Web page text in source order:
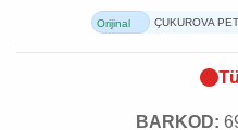
Orijinal
ÇUKUROVA
BARKOD: